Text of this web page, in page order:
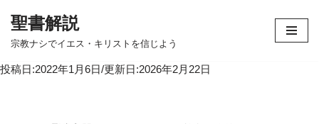
コ
テ
聖書解説
宗教ナシでイエス・キリストを信じよう
投稿日:2022年1月6日/更新日:2026年2月22日